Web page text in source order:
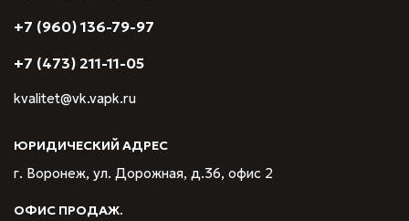
+7 (960) 136-79-97
+7 (473) 211-11-05
kvalitet@vk.vapk.ru
ЮРИДИЧЕСКИЙ АДРЕС
г. Воронеж, ул. Дорожная, д.36, офис 2
ОФИС ПРОДАЖ.